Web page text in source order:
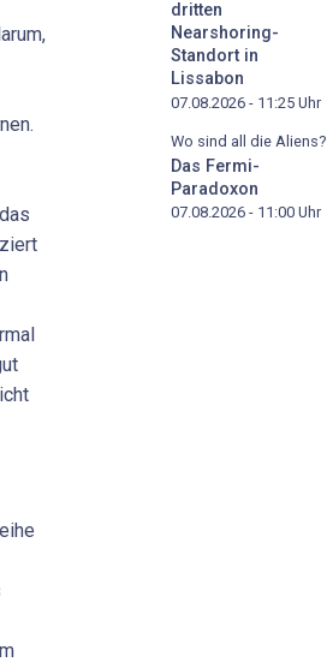
dritten
Nearshoring-
Standort in
Lissabon
07.08.2026 - 11:25 Uhr
Wo sind all die Aliens?
Das Fermi-
Paradoxon
07.08.2026 - 11:00 Uhr